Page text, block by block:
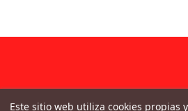
Este sitio web utiliza cookies